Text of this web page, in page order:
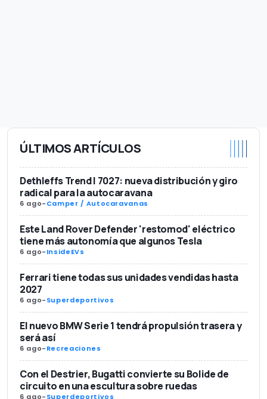
ÚLTIMOS ARTÍCULOS
Dethleffs Trend I 7027: nueva distribución y giro
radical para la autocaravana
6 ago-Camper / Autocaravanas
Este Land Rover Defender 'restomod' eléctrico
tiene más autonomía que algunos Tesla
6 ago-InsideEVs
Ferrari tiene todas sus unidades vendidas hasta
2027
6 ago-Superdeportivos
El nuevo BMW Serie 1 tendrá propulsión trasera y
será así
6 ago-Recreaciones
Con el Destrier, Bugatti convierte su Bolide de
circuito en una escultura sobre ruedas
6 ago-Superdeportivos